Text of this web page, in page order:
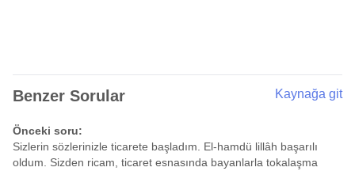
Benzer Sorular Kaynağa git
Önceki soru:
Sizlerin sözlerinizle ticarete başladım. El-hamdü lillâh başarılı
oldum. Sizden ricam, ticaret esnasında bayanlarla tokalaşma